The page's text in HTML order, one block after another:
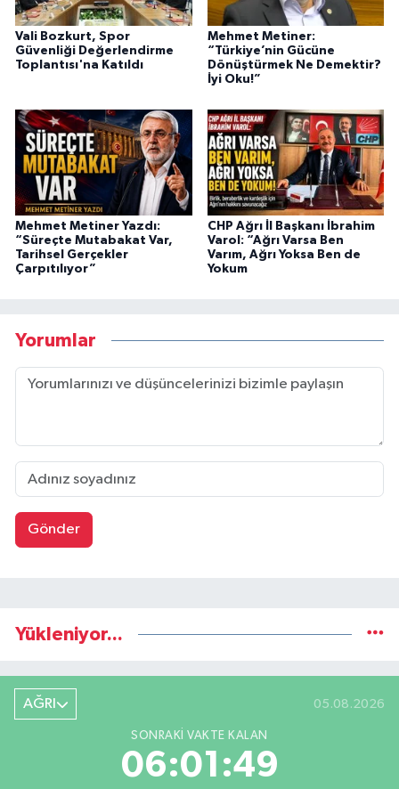
Vali Bozkurt, Spor
Güvenliği Değerlendirme
Toplantısı'na Katıldı
Mehmet Metiner:
“Türkiye’nin Gücüne
Dönüştürmek Ne Demektir?
İyi Oku!”
Mehmet Metiner Yazdı:
“Süreçte Mutabakat Var,
Tarihsel Gerçekler
Çarpıtılıyor”
CHP Ağrı İl Başkanı İbrahim
Varol: “Ağrı Varsa Ben
Varım, Ağrı Yoksa Ben de
Yokum
Yorumlar
Gönder
Yükleniyor...
AĞRI 05.08.2026
SONRAKI VAKTE KALAN
06:01:48